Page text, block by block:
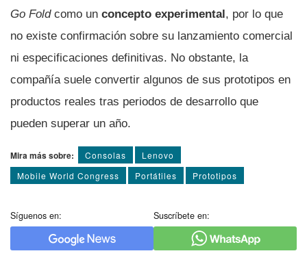
Go Fold como un concepto experimental, por lo que
no existe confirmación sobre su lanzamiento comercial
ni especificaciones definitivas. No obstante, la
compañía suele convertir algunos de sus prototipos en
productos reales tras periodos de desarrollo que
pueden superar un año.
Mira más sobre: Consolas
Lenovo
Mobile World Congress
Portátiles Prototipos
Síguenos en: Suscríbete en: